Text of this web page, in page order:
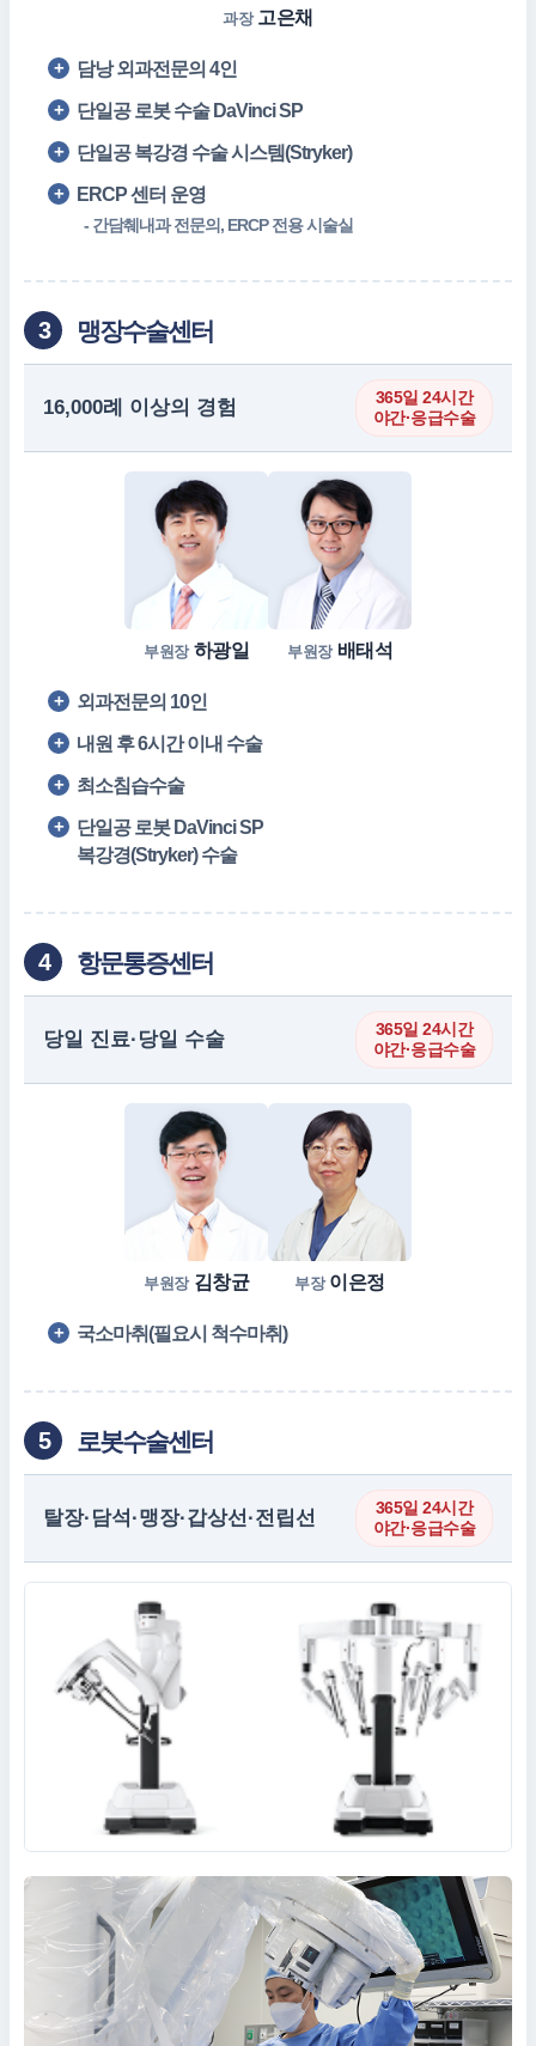
과장 고은채
담낭 외과전문의 4인
단일공 로봇 수술 DaVinci SP
단일공 복강경 수술 시스템(Stryker)
ERCP 센터 운영
- 간담췌내과 전문의, ERCP 전용 시술실
3 맹장수술센터
부원장 하광일 부원장 배태석
16,000례 이상의 경험
365일 24시간
야간·응급수술
외과전문의 10인
내원 후 6시간 이내 수술
최소침습수술
단일공 로봇 DaVinci SP
복강경(Stryker) 수술
4 항문통증센터
부원장 김창균 부장 이은정
당일 진료·당일 수술
365일 24시간
야간·응급수술
국소마취(필요시 척수마취)
5 로봇수술센터
탈장·담석·맹장·갑상선·전립선
365일 24시간
야간·응급수술